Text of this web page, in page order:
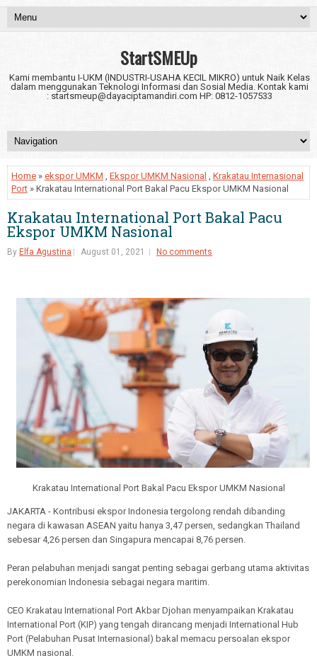
StartSMEUp
Kami membantu I-UKM (INDUSTRI-USAHA KECIL MIKRO) untuk Naik Kelas
dalam menggunakan Teknologi Informasi dan Sosial Media. Kontak kami
: startsmeup@dayaciptamandiri.com HP: 0812-1057533
Home » ekspor UMKM , Ekspor UMKM Nasional , Krakatau Internasional
Port » Krakatau International Port Bakal Pacu Ekspor UMKM Nasional
Krakatau International Port Bakal Pacu
Ekspor UMKM Nasional
By Elfa Agustina August 01, 2021 No comments
Krakatau International Port Bakal Pacu Ekspor UMKM Nasional
JAKARTA - Kontribusi ekspor Indonesia tergolong rendah dibanding
negara di kawasan ASEAN yaitu hanya 3,47 persen, sedangkan Thailand
sebesar 4,26 persen dan Singapura mencapai 8,76 persen.
Peran pelabuhan menjadi sangat penting sebagai gerbang utama aktivitas
perekonomian Indonesia sebagai negara maritim.
CEO Krakatau International Port Akbar Djohan menyampaikan Krakatau
International Port (KIP) yang tengah dirancang menjadi International Hub
Port (Pelabuhan Pusat Internasional) bakal memacu persoalan ekspor
UMKM nasional.